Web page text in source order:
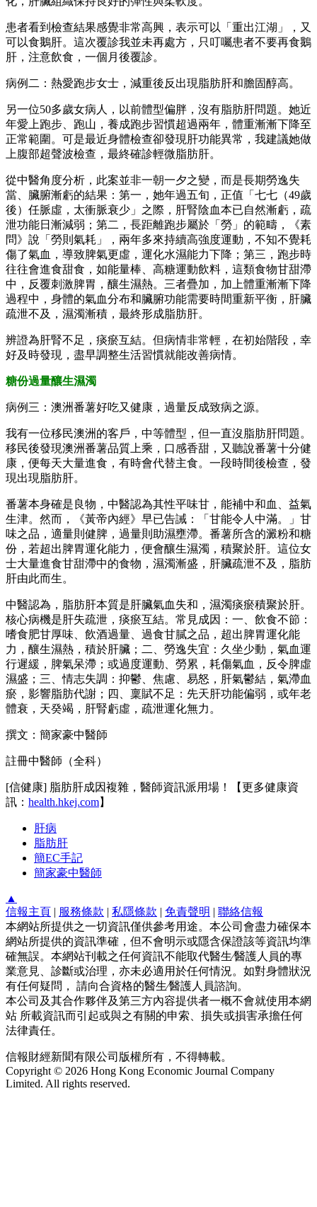
患者看到檢查結果感覺非常高興，表示可以「重出江湖」，又
可以食鵝肝。這次覆診我並未再處方，只叮囑患者不要再食鵝
肝，注意飲食，一個月後覆診。
病例二：熱愛跑步女士，減重後反出現脂肪肝和膽固醇高。
另一位50多歲女病人，以前體型偏胖，沒有脂肪肝問題。她近
年愛上跑步、跑山，養成跑步習慣超過兩年，體重漸漸下降至
正常範圍。可是最近身體檢查卻發現肝功能異常，我建議她做
上腹部超聲波檢查，最終確診輕微脂肪肝。
從中醫角度分析，此案並非一朝一夕之變，而是長期勞逸失
當、臟腑漸虧的結果：第一，她年過五旬，正值「七七（49歲
後）任脈虛，太衝脈衰少」之際，肝腎陰血本已自然漸虧，疏
泄功能日漸減弱；第二，長距離跑步屬於「勞」的範疇，《素
問》說「勞則氣耗」，兩年多來持續高強度運動，不知不覺耗
傷了氣血，導致脾氣更虛，運化水濕能力下降；第三，跑步時
往往會進食甜食，如能量棒、高糖運動飲料，這類食物甘甜滯
中，反覆刺激脾胃，釀生濕熱。三者疊加，加上體重漸漸下降
過程中，身體的氣血分布和臟腑功能需要時間重新平衡，肝臟
疏泄不及，濕濁漸積，最終形成脂肪肝。
辨證為肝腎不足，痰瘀互結。但病情非常輕，在初始階段，幸
好及時發現，盡早調整生活習慣就能改善病情。
糖份過量釀生濕濁
病例三：澳洲番薯好吃又健康，過量反成致病之源。
我有一位移民澳洲的客戶，中等體型，但一直沒脂肪肝問題。
移民後發現澳洲番薯品質上乘，口感香甜，又聽說番薯十分健
康，便每天大量進食，有時會代替主食。一段時間後檢查，發
現出現脂肪肝。
番薯本身確是良物，中醫認為其性平味甘，能補中和血、益氣
生津。然而，《黃帝內經》早已告誡：「甘能令人中滿。」甘
味之品，適量則健脾，過量則助濕壅滯。番薯所含的澱粉和糖
份，若超出脾胃運化能力，便會釀生濕濁，積聚於肝。這位女
士大量進食甘甜滯中的食物，濕濁漸盛，肝臟疏泄不及，脂肪
肝由此而生。
中醫認為，脂肪肝本質是肝臟氣血失和，濕濁痰瘀積聚於肝。
核心病機是肝失疏泄，痰瘀互結。常見成因：一、飲食不節：
嗜食肥甘厚味、飲酒過量、過食甘膩之品，超出脾胃運化能
力，釀生濕熱，積於肝臟；二、勞逸失宜：久坐少動，氣血運
行遲緩，脾氣呆滯；或過度運動、勞累，耗傷氣血，反令脾虛
濕盛；三、情志失調：抑鬱、焦慮、易怒，肝氣鬱結，氣滯血
瘀，影響脂肪代謝；四、稟賦不足：先天肝功能偏弱，或年老
體衰，天癸竭，肝腎虧虛，疏泄運化無力。
撰文：簡家豪中醫師
註冊中醫師（全科）
[信健康] 脂肪肝成因複雜，醫師資訊派用場！【更多健康資
訊： health.hkej.com】
肝病
脂肪肝
簡EC手記
簡家豪中醫師
▲
信報主頁 | 服務條款 | 私隱條款 | 免責聲明 | 聯絡信報
本網站所提供之一切資訊僅供參考用途。本公司會盡力確保本
網站所提供的資訊準確，但不會明示或隱含保證該等資訊均準
確無誤。本網站刊載之任何資訊不能取代醫生∕醫護人員的專
業意見、診斷或治理，亦未必適用於任何情況。如對身體狀況
有任何疑問， 請向合資格的醫生∕醫護人員諮詢。
本公司及其合作夥伴及第三方內容提供者一概不會就使用本網
站 所載資訊而引起或與之有關的申索、損失或損害承擔任何
法律責任。
信報財經新聞有限公司版權所有，不得轉載。
Copyright © 2026 Hong Kong Economic Journal Company
Limited. All rights reserved.